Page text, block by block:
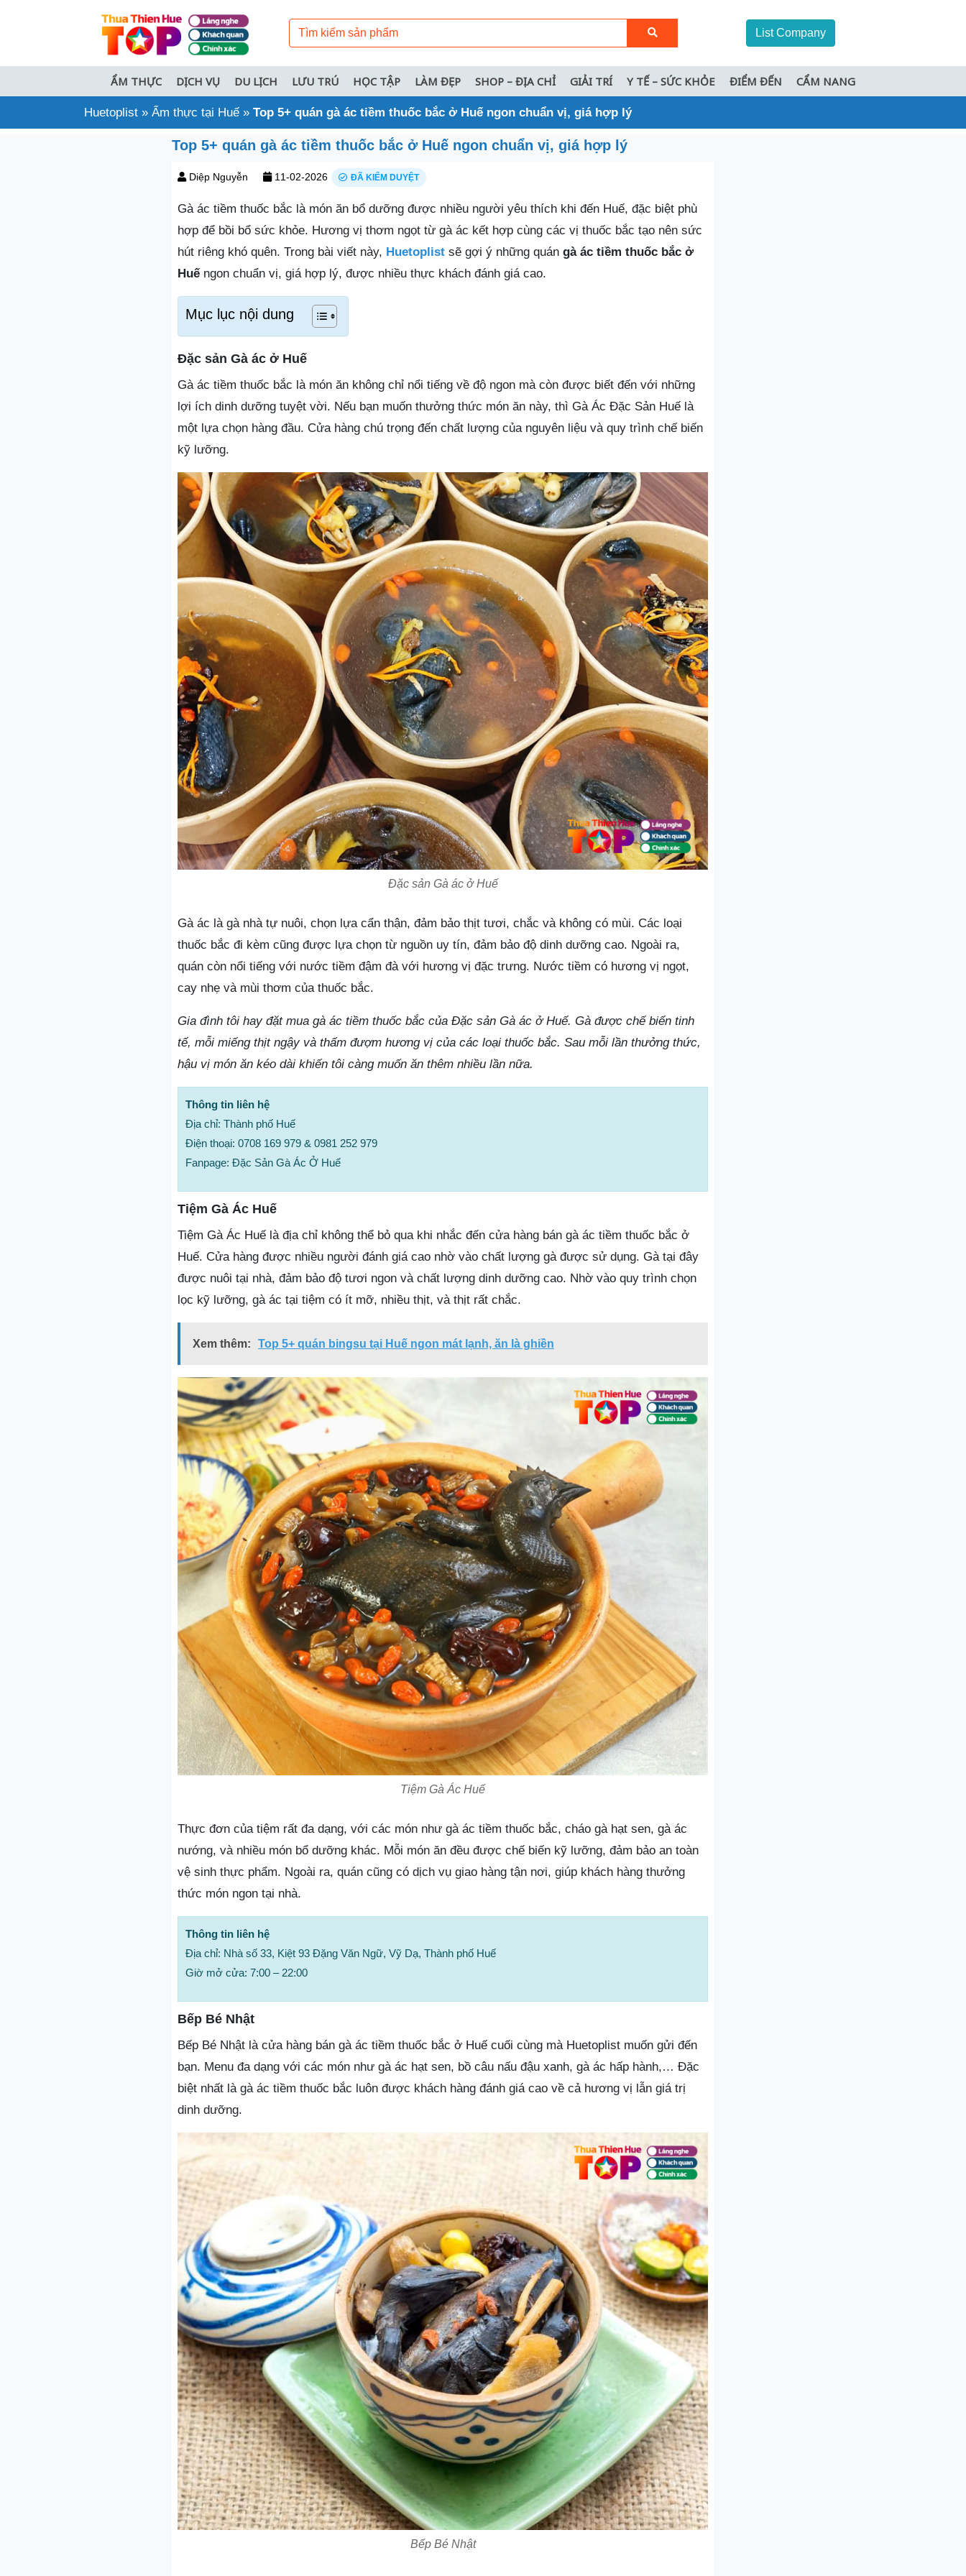
List Company
ẨM THỰC DỊCH VỤ DU LỊCH LƯU TRÚ HỌC TẬP LÀM ĐẸP SHOP – ĐỊA CHỈ GIẢI TRÍ Y TẾ – SỨC KHỎE ĐIỂM ĐẾN CẨM NANG
Huetoplist » Ẩm thực tại Huế » Top 5+ quán gà ác tiềm thuốc bắc ở Huế ngon chuẩn vị, giá hợp lý
Top 5+ quán gà ác tiềm thuốc bắc ở Huế ngon chuẩn vị, giá hợp lý
Diệp Nguyễn 11-02-2026 ĐÃ KIỂM DUYỆT
Gà ác tiềm thuốc bắc là món ăn bổ dưỡng được nhiều người yêu thích khi đến Huế, đặc biệt phù
hợp để bồi bổ sức khỏe. Hương vị thơm ngọt từ gà ác kết hợp cùng các vị thuốc bắc tạo nên sức
hút riêng khó quên. Trong bài viết này, Huetoplist sẽ gợi ý những quán gà ác tiềm thuốc bắc ở
Huếngon chuẩn vị, giá hợp lý, được nhiều thực khách đánh giá cao.
Mục lục nội dung
Đặc sản Gà ác ở Huế
Gà ác tiềm thuốc bắc là món ăn không chỉ nổi tiếng về độ ngon mà còn được biết đến với những
lợi ích dinh dưỡng tuyệt vời. Nếu bạn muốn thưởng thức món ăn này, thì Gà Ác Đặc Sản Huế là
một lựa chọn hàng đầu. Cửa hàng chú trọng đến chất lượng của nguyên liệu và quy trình chế biến
kỹ lưỡng.
Đặc sản Gà ác ở Huế
Gà ác là gà nhà tự nuôi, chọn lựa cẩn thận, đảm bảo thịt tươi, chắc và không có mùi. Các loại
thuốc bắc đi kèm cũng được lựa chọn từ nguồn uy tín, đảm bảo độ dinh dưỡng cao​. Ngoài ra,
quán còn nổi tiếng với nước tiềm đậm đà với hương vị đặc trưng. Nước tiềm có hương vị ngọt,
cay nhẹ và mùi thơm của thuốc bắc.
Gia đình tôi hay đặt mua gà ác tiềm thuốc bắc của Đặc sản Gà ác ở Huế. Gà được chế biến tinh
tế, mỗi miếng thịt ngậy và thấm đượm hương vị của các loại thuốc bắc. Sau mỗi lần thưởng thức,
hậu vị món ăn kéo dài khiến tôi càng muốn ăn thêm nhiều lần nữa.
Thông tin liên hệ
Địa chỉ: Thành phố Huế
Điện thoại: 0708 169 979 & 0981 252 979
Fanpage: Đặc Sản Gà Ác Ở Huế
Tiệm Gà Ác Huế
Tiệm Gà Ác Huế là địa chỉ không thể bỏ qua khi nhắc đến cửa hàng bán gà ác tiềm thuốc bắc ở
Huế. Cửa hàng được nhiều người đánh giá cao nhờ vào chất lượng gà được sử dụng. Gà tại đây
được nuôi tại nhà, đảm bảo độ tươi ngon và chất lượng dinh dưỡng cao. Nhờ vào quy trình chọn
lọc kỹ lưỡng, gà ác tại tiệm có ít mỡ, nhiều thịt, và thịt rất chắc.
Xem thêm: Top 5+ quán bingsu tại Huế ngon mát lạnh, ăn là ghiền
Tiệm Gà Ác Huế
Thực đơn của tiệm rất đa dạng, với các món như gà ác tiềm thuốc bắc, cháo gà hạt sen, gà ác
nướng, và nhiều món bổ dưỡng khác. Mỗi món ăn đều được chế biến kỹ lưỡng, đảm bảo an toàn
vệ sinh thực phẩm. Ngoài ra, quán cũng có dịch vụ giao hàng tận nơi, giúp khách hàng thưởng
thức món ngon tại nhà​.
Thông tin liên hệ
Địa chỉ: Nhà số 33, Kiệt 93 Đặng Văn Ngữ, Vỹ Dạ, Thành phố Huế
Giờ mở cửa: 7:00 – 22:00
Bếp Bé Nhật
Bếp Bé Nhật là cửa hàng bán gà ác tiềm thuốc bắc ở Huế cuối cùng mà Huetoplist muốn gửi đến
bạn. Menu đa dạng với các món như gà ác hạt sen, bồ câu nấu đậu xanh, gà ác hấp hành,… Đặc
biệt nhất là gà ác tiềm thuốc bắc luôn được khách hàng đánh giá cao về cả hương vị lẫn giá trị
dinh dưỡng.
Bếp Bé Nhật